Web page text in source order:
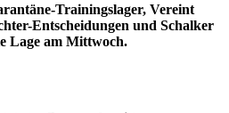
Trainingslager, Vereint
Entscheidungen und Schalker
Lage am Mittwoch.